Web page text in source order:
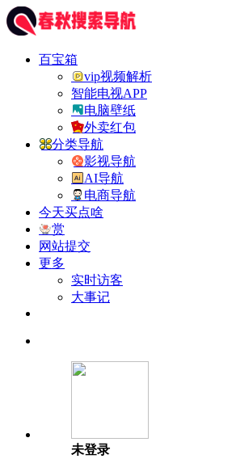
百宝箱
vip视频解析
智能电视APP
电脑壁纸
外卖红包
分类导航
影视导航
AI导航
电商导航
今天买点啥
赏
网站提交
更多
实时访客
大事记
未登录